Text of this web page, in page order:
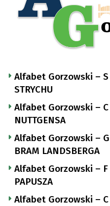
Alfabet Gorzowski – S
STRYCHU
Alfabet Gorzowski – C
NUTTGENSA
Alfabet Gorzowski – G
BRAM LANDSBERGA
Alfabet Gorzowski – F
PAPUSZA
Alfabet Gorzowski – C